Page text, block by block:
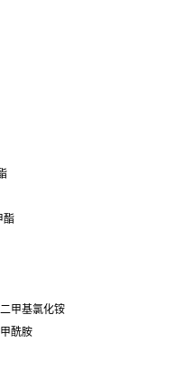
酯
甲基氯化铵
酰胺